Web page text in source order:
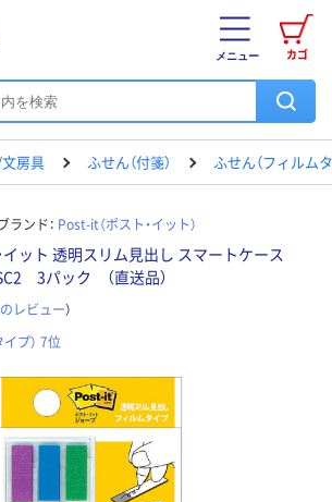
カゴ
メニュー
房具 ふせん（付箋） ふせん（フィルム
ランド： Post-it（ポスト・イット）
ット 透明スリム見出し スマートケース
3パック （直送品）
レビュー）
プ） 7位